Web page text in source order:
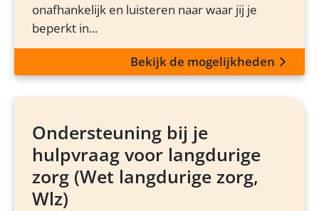
onafhankelijk en luisteren naar waar jij je
beperkt in...
Bekijk de mogelijkheden
Ondersteuning bij je
hulpvraag voor langdurige
zorg (Wet langdurige zorg,
Wlz)